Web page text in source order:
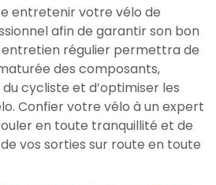
entretenir votre vélo de
afin de garantir son bon
régulier permettra de
des composants,
cycliste et d’optimiser les
Confier votre vélo à un expert
en toute tranquillité et de
vos sorties sur route en toute